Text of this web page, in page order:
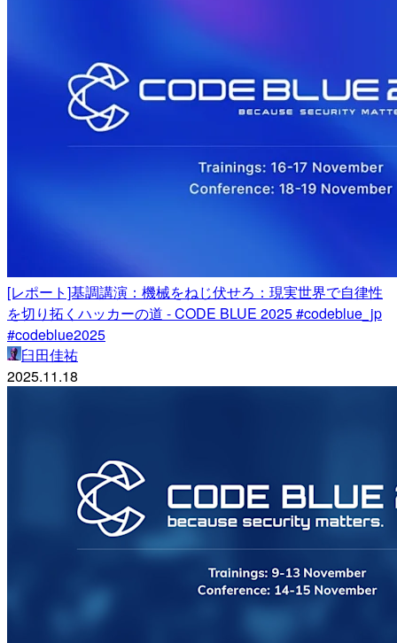
[レポート]基調講演：機械をねじ伏せろ：現実世界で自律性
を切り拓くハッカーの道 - CODE BLUE 2025 #codeblue_jp
#codeblue2025
臼田佳祐
2025.11.18